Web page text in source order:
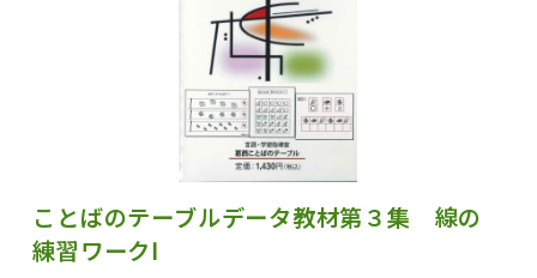
ことばのテーブルデータ教材第３集 線の
練習ワークⅠ